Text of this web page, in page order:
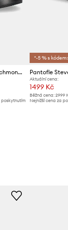
Pantofle Steve Madden Bigschmona-J
poskytnutím
*-5 % s kódem:
Pantofle
Aktuální cena:
1499 Kč
Běžná cena:2999
Nejnižší cena za